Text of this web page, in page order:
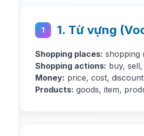
1 1. Từ vựng
Shopping places: shopping
Shopping actions: buy,
Money: price, cost,
Products: goods, item,